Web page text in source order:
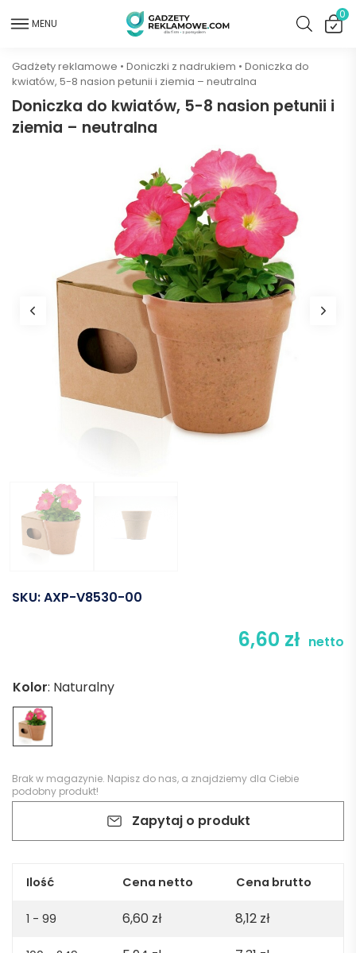
MENU
0
Gadżety reklamowe • Doniczki z nadrukiem • Doniczka do
kwiatów, 5-8 nasion petunii i ziemia – neutralna
Doniczka do kwiatów, 5-8 nasion petunii i
ziemia – neutralna
SKU:AXP-V8530-00
6,60 zł netto
Kolor: Naturalny
Brak w magazynie. Napisz do nas, a znajdziemy dla Ciebie
podobny produkt!
Zapytaj o produkt
Ilość Cena netto Cena brutto
1 - 99 6,60 zł 8,12 zł